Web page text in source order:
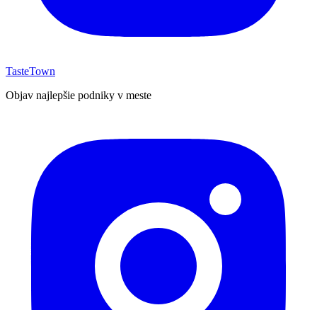
TasteTown
Objav najlepšie podniky v meste